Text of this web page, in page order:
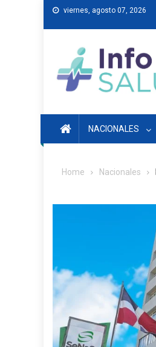
viernes, agosto 07, 2026
NACIONALES
Home Nacionales